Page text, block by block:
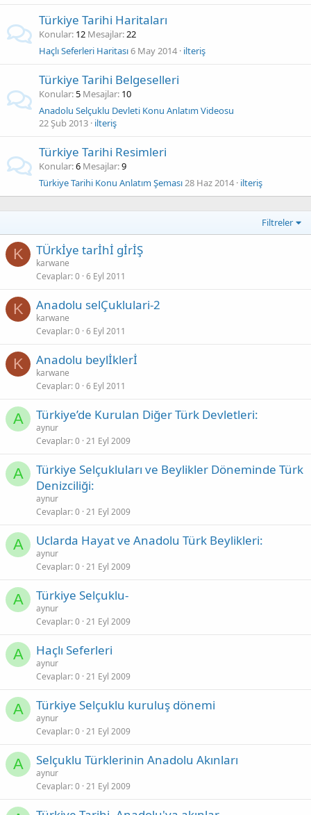
Türkiye Tarihi Haritaları
Konular 12 Mesajlar 22
Haçlı Seferleri Haritası6 May 2014 ilteriş
Türkiye Tarihi Belgeselleri
Konular 5 Mesajlar 10
Anadolu Selçuklu Devleti Konu Anlatım Videosu
22 Şub 2013 ilteriş
Türkiye Tarihi Resimleri
Konular 6 Mesajlar 9
Türkiye Tarihi Konu Anlatım Şeması28 Haz 2014 ilteriş
Filtreler
K TÜrkİye tarİhİ gİrİŞ
karwane
Cevaplar 0 6 Eyl 2011
K Anadolu selÇuklulari-2
karwane
Cevaplar 0 6 Eyl 2011
K Anadolu beylİklerİ
karwane
Cevaplar 0 6 Eyl 2011
A Türkiye’de Kurulan Diğer Türk Devletleri:
aynur
Cevaplar 0 21 Eyl 2009
A
Türkiye Selçukluları ve Beylikler Döneminde Türk
Denizciliği:
aynur
Cevaplar 0 21 Eyl 2009
A Uclarda Hayat ve Anadolu Türk Beylikleri:
aynur
Cevaplar 0 21 Eyl 2009
A Türkiye Selçuklu-
aynur
Cevaplar 0 21 Eyl 2009
A Haçlı Seferleri
aynur
Cevaplar 0 21 Eyl 2009
A Türkiye Selçuklu kuruluş dönemi
aynur
Cevaplar 0 21 Eyl 2009
A Selçuklu Türklerinin Anadolu Akınları
aynur
Cevaplar 0 21 Eyl 2009